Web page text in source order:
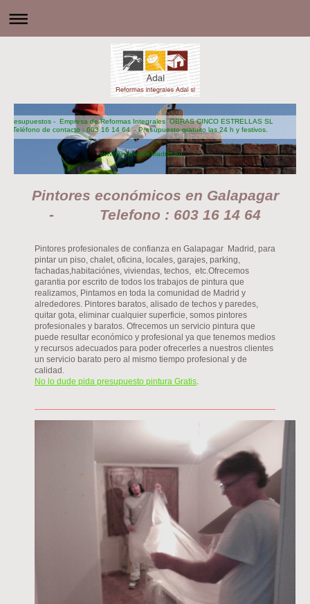
Presupuestos - Empresa de Reformas Integrales OBRAS CINCO ESTRELLAS SL
Teléfono de contacto : 603 16 14 64 - Presupuesto gratuito las 24 h y festivos.
www.PintoresDeMadrid.eu
Pintores económicos en Galapagar
- Telefono : 603 16 14 64
Pintores profesionales de confianza en Galapagar Madrid, para
pintar un piso, chalet, oficina, locales, garajes, parking,
fachadas,habitaciónes, viviendas, techos, etc.Ofrecemos
garantia por escrito de todos los trabajos de pintura que
realizamos, Pintamos en toda la comunidad de Madrid y
alrededores. Pintores baratos, alisado de techos y paredes,
quitar gota, eliminar cualquier superficie, somos pintores
profesionales y baratos. Ofrecemos un servicio pintura que
puede resultar económico y profesional ya que tenemos medios
y recursos adecuados para poder ofrecerles a nuestros clientes
un servicio barato pero al mismo tiempo profesional y de
calidad.
No lo dude pida presupuesto pintura Gratis.